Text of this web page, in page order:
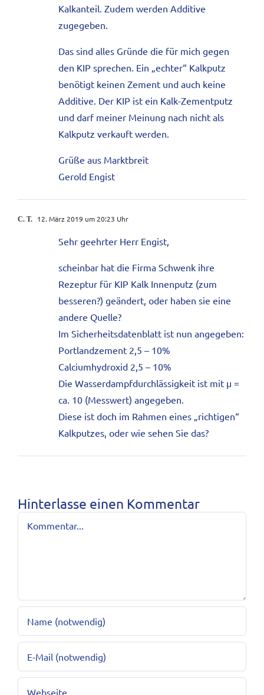
Kalkanteil. Zudem werden Additive
zugegeben.
Das sind alles Gründe die für mich gegen
den KIP sprechen. Ein „echter“ Kalkputz
benötigt keinen Zement und auch keine
Additive. Der KIP ist ein Kalk-Zementputz
und darf meiner Meinung nach nicht als
Kalkputz verkauft werden.
Grüße aus Marktbreit
Gerold Engist
C. T. 12. März 2019 um 20:23 Uhr
Sehr geehrter Herr Engist,
scheinbar hat die Firma Schwenk ihre
Rezeptur für KIP Kalk Innenputz (zum
besseren?) geändert, oder haben sie eine
andere Quelle?
Im Sicherheitsdatenblatt ist nun angegeben:
Portlandzement 2,5 – 10%
Calciumhydroxid 2,5 – 10%
Die Wasserdampfdurchlässigkeit ist mit µ =
ca. 10 (Messwert) angegeben.
Diese ist doch im Rahmen eines „richtigen“
Kalkputzes, oder wie sehen Sie das?
Hinterlasse einen Kommentar